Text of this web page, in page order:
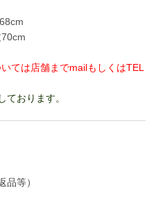
ては店舗までmailもしくはTEL
ております。
品等）